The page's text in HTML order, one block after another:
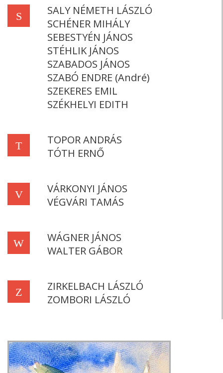
S
SALY NÉMETH LÁSZLÓ
SCHÉNER MIHÁLY
SEBESTYÉN JÁNOS
STÉHLIK JÁNOS
SZABADOS JÁNOS
SZABÓ ENDRE (André)
SZEKERES EMIL
SZÉKHELYI EDITH
T
TOPOR ANDRÁS
TÓTH ERNŐ
V
VÁRKONYI JÁNOS
VÉGVÁRI TAMÁS
W
WÁGNER JÁNOS
WALTER GÁBOR
Z
ZIRKELBACH LÁSZLÓ
ZOMBORI LÁSZLÓ